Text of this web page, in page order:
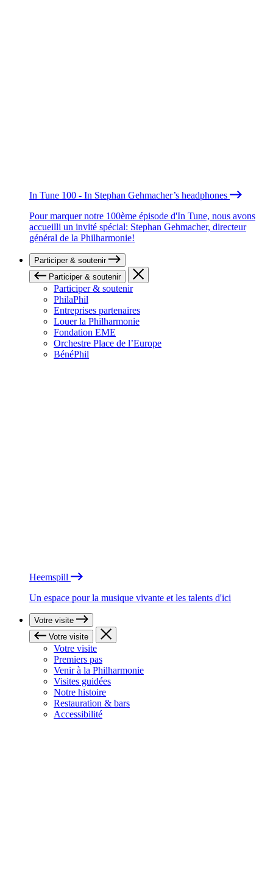
In Tune 100 - In Stephan Gehmacher’s headphones
Pour marquer notre 100ème épisode d'In Tune, nous avons
accueilli un invité spécial: Stephan Gehmacher, directeur
général de la Philharmonie!
Participer & soutenir
Participer & soutenir
Participer & soutenir
PhilaPhil
Entreprises partenaires
Louer la Philharmonie
Fondation EME
Orchestre Place de l’Europe
BénéPhil
Heemspill
Un espace pour la musique vivante et les talents d'ici
Votre visite
Votre visite
Votre visite
Premiers pas
Venir à la Philharmonie
Visites guidées
Notre histoire
Restauration & bars
Accessibilité